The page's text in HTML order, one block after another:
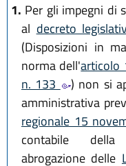
1. Per gli impegni di
al decreto
(Disposizioni in
norma dell'articolo
n. 133
) non si
amministrativa
regionale 15
contabile della
abrogazione delle